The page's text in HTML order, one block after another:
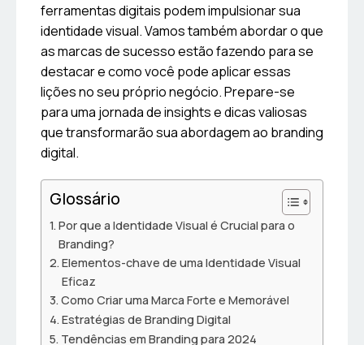
ferramentas digitais podem impulsionar sua
identidade visual. Vamos também abordar o que
as marcas de sucesso estão fazendo para se
destacar e como você pode aplicar essas
lições no seu próprio negócio. Prepare-se
para uma jornada de insights e dicas valiosas
que transformarão sua abordagem ao branding
digital.
Glossário
Por que a Identidade Visual é Crucial para o
Branding?
Elementos-chave de uma Identidade Visual
Eficaz
Como Criar uma Marca Forte e Memorável
Estratégias de Branding Digital
Tendências em Branding para 2024